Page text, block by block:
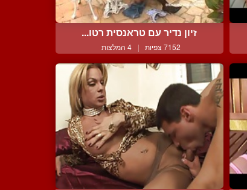
זיון נדיר עם טראנסית רטו...
7152 צפיות | 4 המלצות